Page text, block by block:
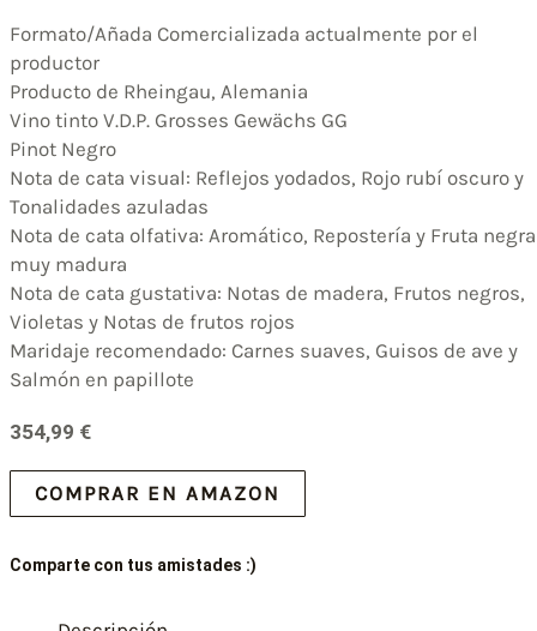
Formato/Añada Comercializada actualmente por el
productor
Producto de Rheingau, Alemania
Vino tinto V.D.P. Grosses Gewächs GG
Pinot Negro
Nota de cata visual: Reflejos yodados, Rojo rubí oscuro y
Tonalidades azuladas
Nota de cata olfativa: Aromático, Repostería y Fruta negra
muy madura
Nota de cata gustativa: Notas de madera, Frutos negros,
Violetas y Notas de frutos rojos
Maridaje recomendado: Carnes suaves, Guisos de ave y
Salmón en papillote
354,99 €
COMPRAR EN AMAZON
Comparte con tus amistades :)